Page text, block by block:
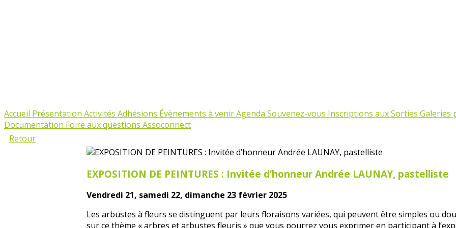
Accueil Présentation Activités Adhésions Évènements à venirAgenda Souvenez-vous Inscriptions aux Sorties Galeries
Documentation Foire aux questions Assoconnect
Retour
EXPOSITION DE PEINTURES : Invitée d’honneur Andrée LAUNAY, pastelliste
Vendredi 21, samedi 22, dimanche 23 février 2025
Les arbustes à fleurs se distinguent par leurs floraisons variées, qui peuvent être simples ou
sur ce thème « arbres et arbustes fleuris » que vous pourrez vous exprimer en participant à